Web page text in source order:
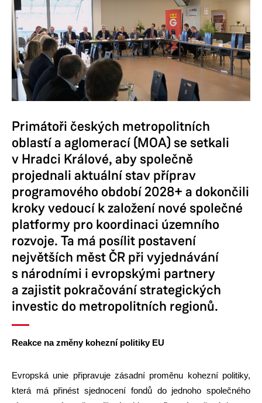
Primátoři českých metropolitních
oblastí a aglomerací (MOA) se setkali
v Hradci Králové, aby společně
projednali aktuální stav příprav
programového období 2028+ a dokončili
kroky vedoucí k založení nové společné
platformy pro koordinaci územního
rozvoje. Ta má posílit postavení
největších měst ČR při vyjednávání
s národními i evropskými partnery
a zajistit pokračování strategických
investic do metropolitních regionů.
Reakce na změny kohezní politiky EU
Evropská unie připravuje zásadní proměnu kohezní politiky,
která má přinést sjednocení fondů do jednoho společného